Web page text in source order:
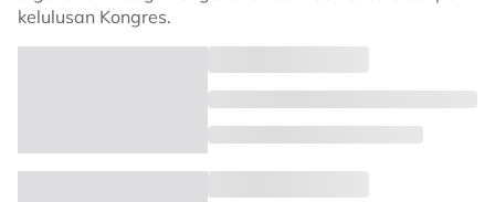
kelulusan Kongres.